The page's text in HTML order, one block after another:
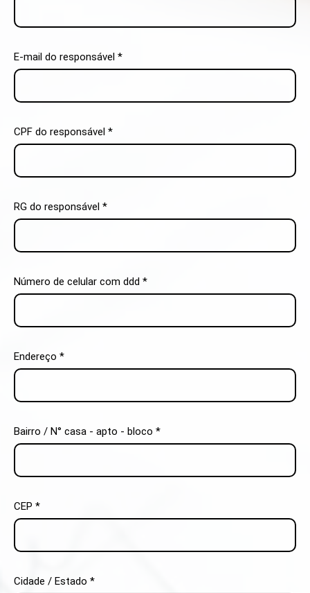
E-mail do responsável *
CPF do responsável *
RG do responsável *
Número de celular com ddd *
Endereço *
Bairro / N° casa - apto - bloco *
CEP *
Cidade / Estado *